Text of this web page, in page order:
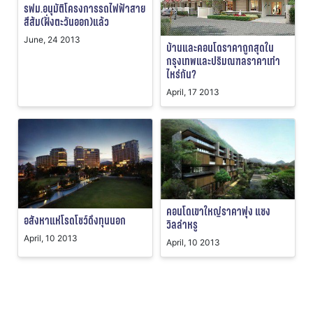
รฟม.อนุมัติโครงการรถไฟฟ้าสาย
สีส้ม(ฝั่งตะวันออก)แล้ว
June, 24 2013
บ้านและคอนโดราคาถูกสุดใน
กรุงเทพและปริมณฑลราคาเท่า
ไหร่กัน?
April, 17 2013
อสังหาแห่โรดโชว์ดึงทุนนอก
April, 10 2013
คอนโดเขาใหญ่ราคาพุ่ง แซง
วิลล่าหรู
April, 10 2013